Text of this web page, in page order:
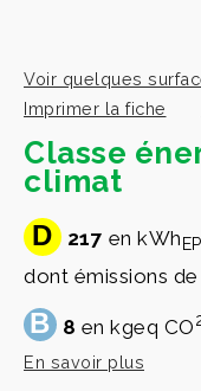
Voir quelques
Imprimer la fiche
Classe
climat
D 217 en kWh EP
dont émissions
B 8 en kgeq CO
En savoir plus